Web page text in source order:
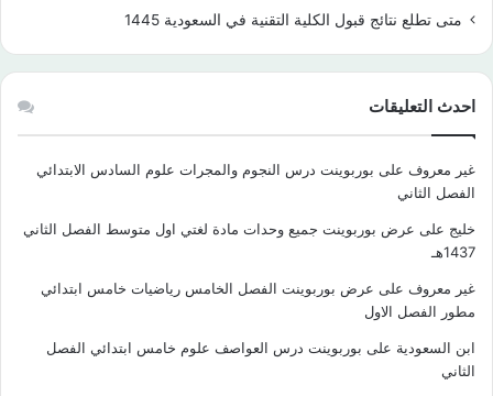
متى تطلع نتائج قبول الكلية التقنية في السعودية 1445
احدث التعليقات
غير معروف على بوربوينت درس النجوم والمجرات علوم السادس الابتدائي
الفصل الثاني
خليج على عرض بوربوينت جميع وحدات مادة لغتي اول متوسط الفصل الثاني
1437هـ
غير معروف على عرض بوربوينت الفصل الخامس رياضيات خامس ابتدائي
مطور الفصل الاول
ابن السعودية على بوربوينت درس العواصف علوم خامس ابتدائي الفصل
الثاني